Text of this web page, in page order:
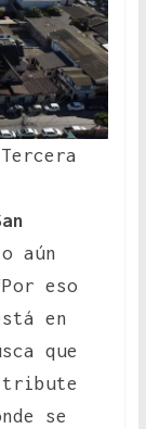
aún
eso
en
que
se